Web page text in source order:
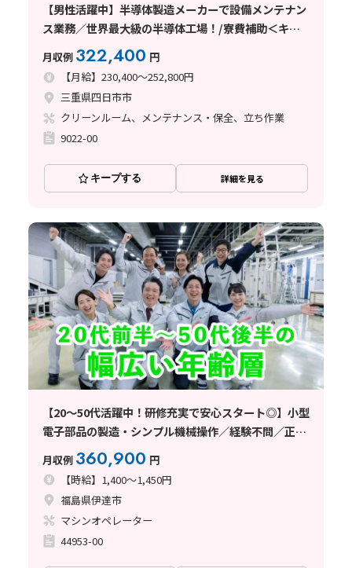
【男性活躍中】半導体製造メーカーで設備メンテナン
ス業務／世界最大級の半導体工場！/寮費補助＜キオ
クシアで働く！＞
月収例 322,400 円
【月給】230,400～252,800円
三重県四日市市
クリーンルーム、メンテナンス・保全、立ち作業
9022-00
キープする 詳細を見る
【20〜50代活躍中！研修充実で安心スタート◎】小型
電子部品の製造・シンプル機械操作／経験不問／正社
員登用制度あり／寮完備
月収例 360,900 円
【時給】1,400～1,450円
福島県伊達市
マシンオペレーター
44953-00